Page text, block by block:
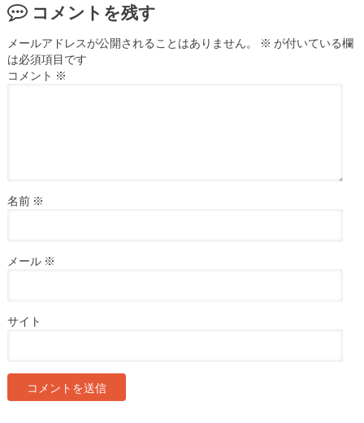
コメントを残す
メールアドレスが公開されることはありません。 ※ が付いている欄
は必須項目です
コメント ※
名前 ※
メール ※
サイト